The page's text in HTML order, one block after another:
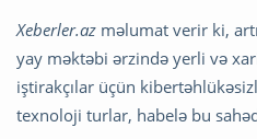
Xeberler.az məlumat verir ki,
yay məktəbi ərzində yerli və
iştirakçılar üçün
texnoloji turlar, habelə bu